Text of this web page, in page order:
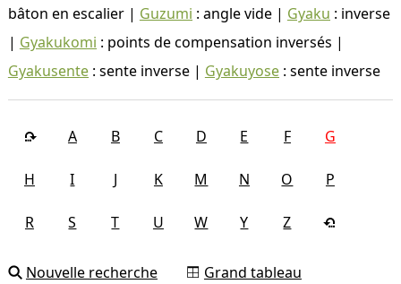
bâton en escalier | Guzumi : angle vide | Gyaku : inverse
| Gyakukomi : points de compensation inversés |
Gyakusente: sente inverse | Gyakuyose: sente inverse
A B C D E F G
H I J K M N O P
R S T U W Y Z
Nouvelle recherche
Grand tableau